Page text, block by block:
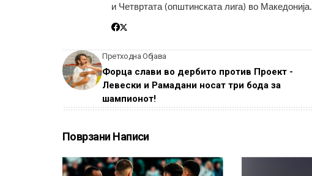
и Четвртата (општинската лига) во Македонија.
Претходна Објава
Форца слави во дербито против Проект -
Левески и Рамадани носат три бода за
шампионот!
Поврзани Написи